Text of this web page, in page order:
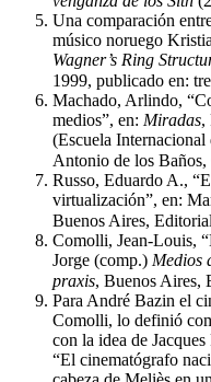
Una comparación
músico noruego
Wagner’s Ring
1999, publicado en:
Machado, Arlindo,
medios”, en: Miradas,
(Escuela
Antonio de los
Russo, Eduardo A.,
virtualización”, en:
Buenos Aires,
Comolli, Jean-Louis,
Jorge (comp.) Medios
praxis, Buenos Aires,
Para André Bazin el
Comolli, lo definió
con la idea de
“El cinematógrafo